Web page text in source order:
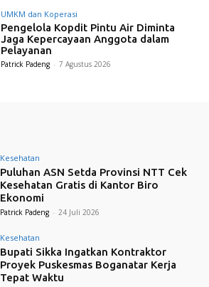
UMKM dan Koperasi
Pengelola Kopdit Pintu Air Diminta
Jaga Kepercayaan Anggota dalam
Pelayanan
Patrick Padeng - 7 Agustus 2026
Kesehatan
Puluhan ASN Setda Provinsi NTT Cek
Kesehatan Gratis di Kantor Biro
Ekonomi
Patrick Padeng - 24 Juli 2026
Kesehatan
Bupati Sikka Ingatkan Kontraktor
Proyek Puskesmas Boganatar Kerja
Tepat Waktu